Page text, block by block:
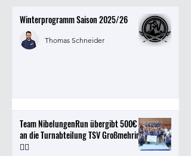
Winterprogramm Saison 2025/26
Thomas Schneider
Team NibelungenRun übergibt 500€
an die Turnabteilung TSV Großmehring
🤸‍♀️